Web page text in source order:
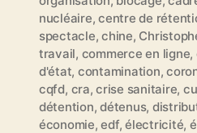
nucléaire,centre de
spectacle,chine,
travail, commerce en ligne,
d'état, contamination,
cqfd, cra,crise sanitaire,
détention,détenus,
économie,edf,électricité,